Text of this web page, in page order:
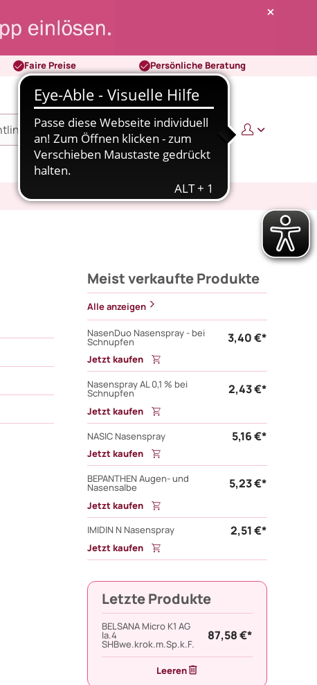
Faire Preise Persönliche Beratung
0 0,00 €
Meist verkaufte Produkte
Alle anzeigen
NasenDuo Nasenspray - bei
Schnupfen 3,40 €*
Jetzt kaufen
Nasenspray AL 0,1 % bei
Schnupfen 2,43 €*
Jetzt kaufen
NASIC Nasenspray
5,16 €*
Jetzt kaufen
BEPANTHEN Augen- und
Nasensalbe 5,23 €*
Jetzt kaufen
IMIDIN N Nasenspray
2,51 €*
Jetzt kaufen
Letzte Produkte
BELSANA Micro K1 AG
la.4
SHBwe.krok.m.Sp.k.F.
87,58 €*
Leeren